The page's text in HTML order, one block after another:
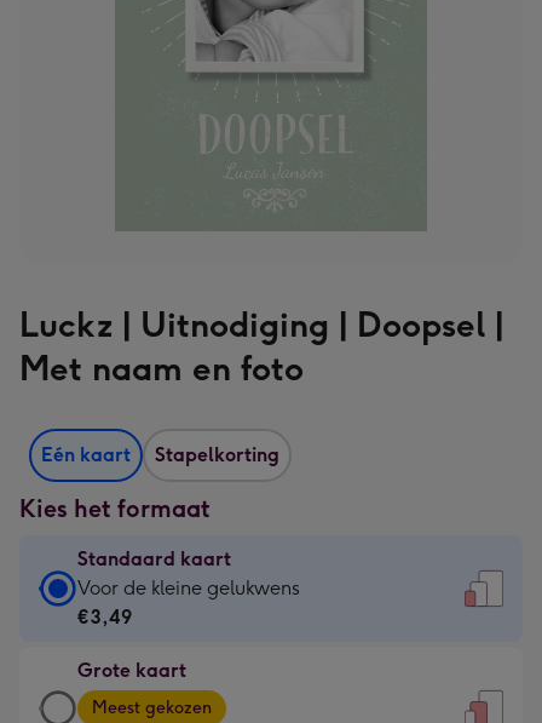
Luckz | Uitnodiging | Doopsel |
Met naam en foto
Eén kaart Stapelkorting
Kies het formaat
Standaard kaart
Standaard
kaart
€3,49
-
Voor de kleine gelukwens
€3,49
Grote kaart
Grote
Meest gekozen